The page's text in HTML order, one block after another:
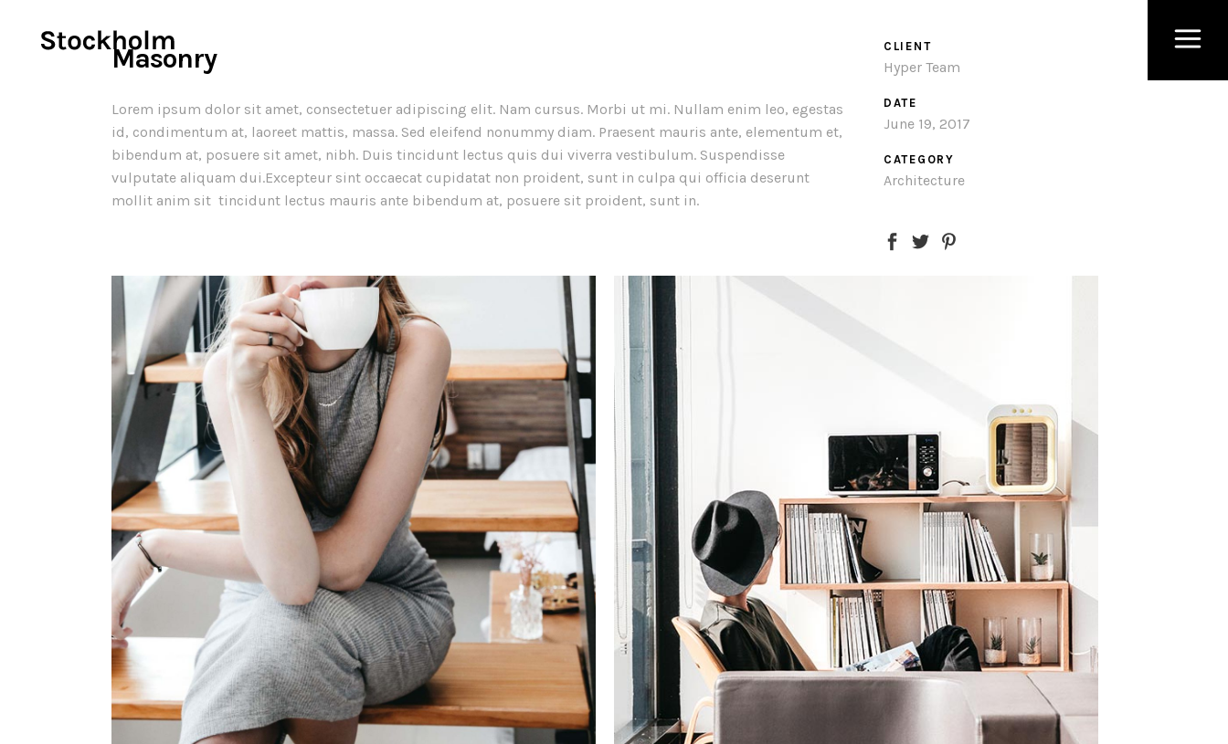
Masonry
Lorem ipsum dolor sit amet, consectetuer adipiscing elit. Nam cursus. Morbi ut mi. Nullam enim leo, egestas
id, condimentum at, laoreet mattis, massa. Sed eleifend nonummy diam. Praesent mauris ante, elementum et,
bibendum at, posuere sit amet, nibh. Duis tincidunt lectus quis dui viverra vestibulum. Suspendisse
vulputate aliquam dui.Excepteur sint occaecat cupidatat non proident, sunt in culpa qui officia deserunt
mollit anim sit tincidunt lectus mauris ante bibendum at, posuere sit proident, sunt in.
CLIENT
Hyper Team
DATE
June 19, 2017
CATEGORY
Architecture